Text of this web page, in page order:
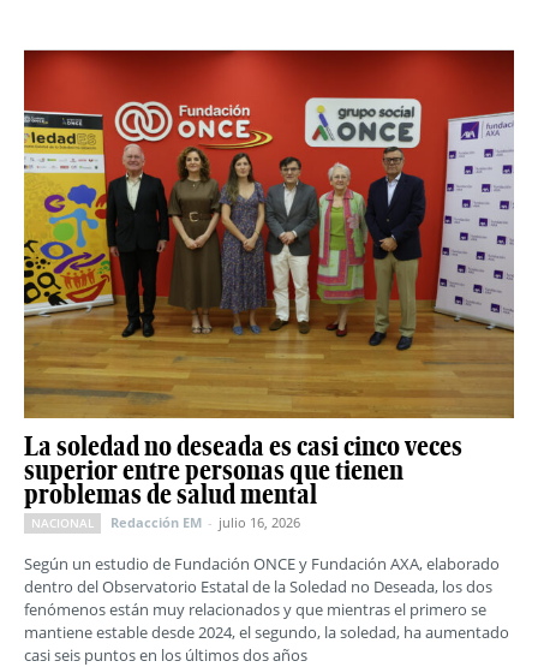
La soledad no deseada es casi cinco veces
superior entre personas que tienen
problemas de salud mental
NACIONAL Redacción EM - julio 16, 2026
Según un estudio de Fundación ONCE y Fundación AXA, elaborado
dentro del Observatorio Estatal de la Soledad no Deseada, los dos
fenómenos están muy relacionados y que mientras el primero se
mantiene estable desde 2024, el segundo, la soledad, ha aumentado
casi seis puntos en los últimos dos años